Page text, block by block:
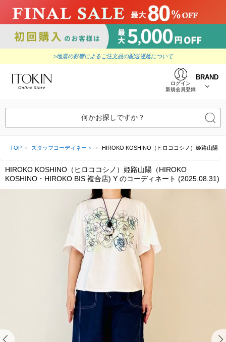
>地震の影響によるご注文品の配送遅延について
ログイン
新規会員登録
BRAND
何かお探しですか？
TOP スタッフコーディネート HIROKO KOSHINO（ヒロココシノ）姫路山陽
HIROKO KOSHINO（ヒロココシノ）姫路山陽（HIROKO
KOSHINO・HIROKO BIS 複合店) Y のコーディネート (2025.08.31)